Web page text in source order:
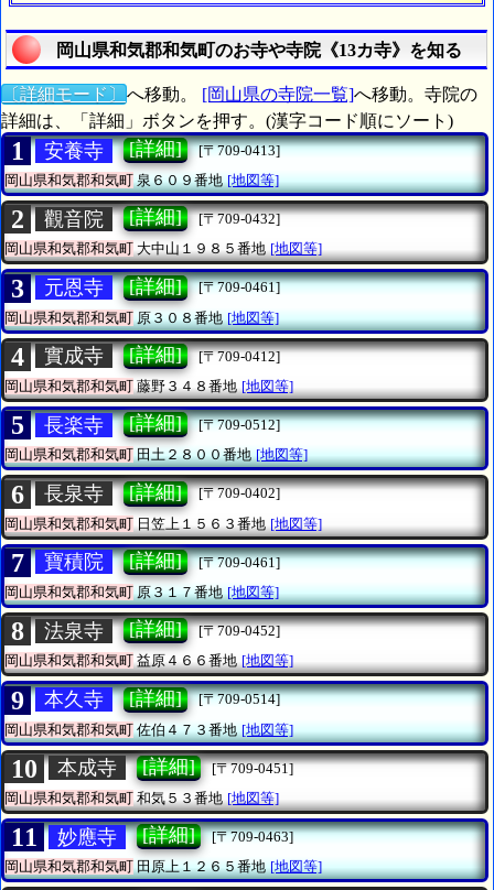
岡山県和気郡和気町のお寺や寺院《13カ寺》を知る
〔詳細モード〕 へ移動。 [岡山県の寺院一覧]へ移動。寺院の
詳細は、「詳細」ボタンを押す。(漢字コード順にソート)
1 安養寺 [詳細]
[〒709-0413]
岡山県和気郡和気町泉６０９番地 [地図等]
2 觀音院 [詳細]
[〒709-0432]
岡山県和気郡和気町大中山１９８５番地 [地図等]
3 元恩寺 [詳細]
[〒709-0461]
岡山県和気郡和気町原３０８番地 [地図等]
4 實成寺 [詳細]
[〒709-0412]
岡山県和気郡和気町 藤野３４８番地 [地図等]
5 長楽寺 [詳細]
[〒709-0512]
岡山県和気郡和気町田土２８００番地 [地図等]
6 長泉寺 [詳細]
[〒709-0402]
岡山県和気郡和気町 日笠上１５６３番地 [地図等]
7 寶積院 [詳細]
[〒709-0461]
岡山県和気郡和気町原３１７番地 [地図等]
8 法泉寺 [詳細]
[〒709-0452]
岡山県和気郡和気町益原４６６番地 [地図等]
9 本久寺 [詳細]
[〒709-0514]
岡山県和気郡和気町佐伯４７３番地 [地図等]
10 本成寺 [詳細]
[〒709-0451]
岡山県和気郡和気町 和気５３番地 [地図等]
11 妙應寺 [詳細]
[〒709-0463]
岡山県和気郡和気町田原上１２６５番地 [地図等]